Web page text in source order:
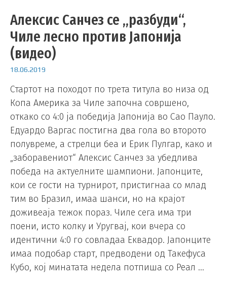
Алексис Санчез се „разбуди“,
Чиле лесно против Јапонија
(видео)
18.06.2019
Стартот на походот по трета титула во низа од
Копа Америка за Чиле започна совршено,
откако со 4:0 ја победија Јапонија во Сао Пауло.
Едуардо Варгас постигна два гола во второто
полувреме, а стрелци беа и Ерик Пулгар, како и
„заборавениот“ Алексис Санчез за убедлива
победа на актуелните шампиони. Јапонците,
кои се гости на турнирот, пристигнаа со млад
тим во Бразил, имаа шанси, но на крајот
доживеаја тежок пораз. Чиле сега има три
поени, исто колку и Уругвај, кои вчера со
идентични 4:0 го совладаа Еквадор. Јапонците
имаа подобар старт, предводени од Такефуса
Кубо, кој минатата недела потпиша со Реал …